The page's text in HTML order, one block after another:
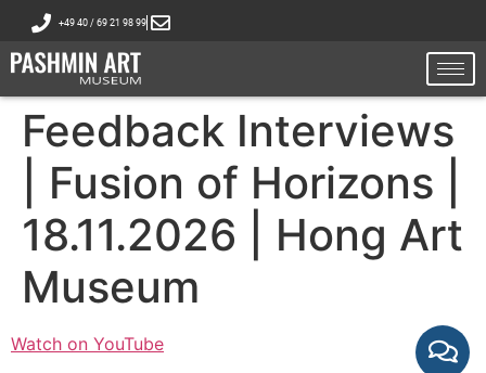
+49 40 / 69 21 98 99
Feedback Interviews
| Fusion of Horizons |
18.11.2026 | Hong Art
Museum
Watch on YouTube